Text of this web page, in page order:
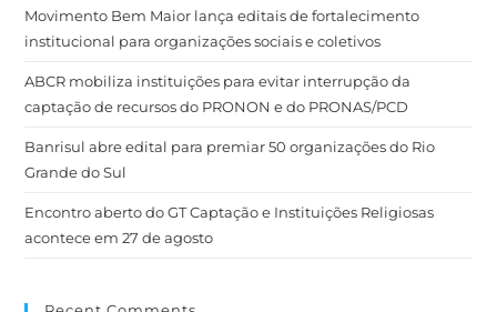
Movimento Bem Maior lança editais de fortalecimento
institucional para organizações sociais e coletivos
ABCR mobiliza instituições para evitar interrupção da
captação de recursos do PRONON e do PRONAS/PCD
Banrisul abre edital para premiar 50 organizações do Rio
Grande do Sul
Encontro aberto do GT Captação e Instituições Religiosas
acontece em 27 de agosto